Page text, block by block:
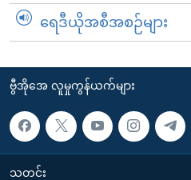
ရေဒီယိုအစီအစဉ်များ
ဗွီအိုအေ လူမှုကွန်ယက်များ
သတင်း